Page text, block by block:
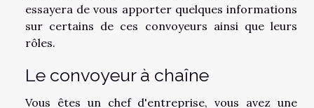
essayera de vous apporter quelques informations
sur certains de ces convoyeurs ainsi que leurs
rôles.
Le convoyeur à chaîne
Vous êtes un chef d'entreprise, vous avez une